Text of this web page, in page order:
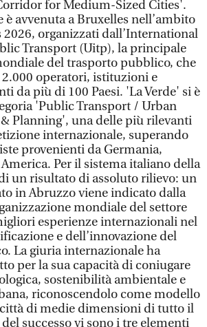
for Medium-Sized Cities'.
è avvenuta a Bruxelles nell’ambito
2026, organizzati dall’International
Transport (Uitp), la principale
del trasporto pubblico, che
operatori, istituzioni e
da più di 100 Paesi. 'La Verde' si è
'Public Transport / Urban
Planning', una delle più rilevanti
internazionale, superando
provenienti da Germania,
Per il sistema italiano della
un risultato di assoluto rilievo: un
in Abruzzo viene indicato dalla
mondiale del settore
esperienze internazionali nel
e dell’innovazione del
La giuria internazionale ha
per la sua capacità di coniugare
sostenibilità ambientale e
riconoscendolo come modello
di medie dimensioni di tutto il
successo vi sono i tre elementi